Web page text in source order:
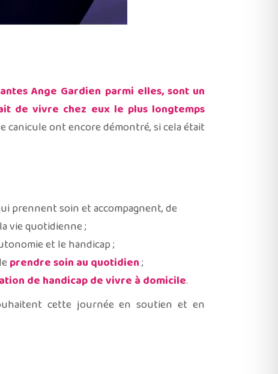
Ange Gardien parmi elles, sont un
de vivre chez eux le plus longtemps
canicule ont encore démontré, si cela était
prennent soin et accompagnent, de
vie quotidienne ;
et le handicap ;
prendre soin au quotidien;
de handicap de vivre à domicile.
cette journée en soutien et en